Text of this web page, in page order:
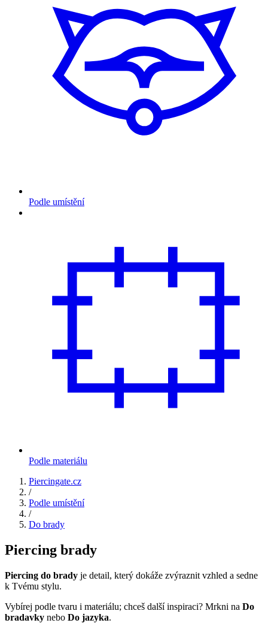
Podle umístění
Podle materiálu
Piercingate.cz
/
Podle umístění
/
Do brady
Piercing brady
Piercing do brady je detail, který dokáže zvýraznit vzhled a sedne
k Tvému stylu.
Vybírej podle tvaru i materiálu; chceš další inspiraci? Mrkni na Do
bradavky nebo Do jazyka.